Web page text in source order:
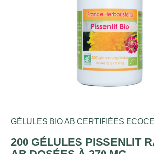
GÉLULES BIO AB CERTIFIÉES
200 GÉLULES PISSENLIT